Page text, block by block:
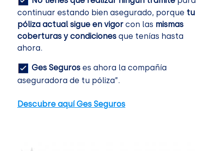
continuar estando bien asegurado, porque tu
póliza actual sigue en vigor con las mismas
coberturas y condiciones que tenías hasta
ahora.
Ges Seguros es ahora la compañía
aseguradora de tu póliza”.
Descubre aquí Ges Seguros